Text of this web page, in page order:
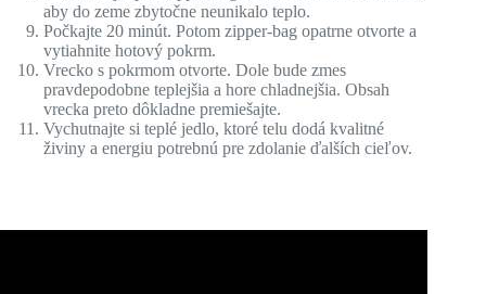
aby do zeme zbytočne neunikalo teplo.
Počkajte 20 minút. Potom zipper-bag opatrne otvorte a
vytiahnite hotový pokrm.
Vrecko s pokrmom otvorte. Dole bude zmes
pravdepodobne teplejšia a hore chladnejšia. Obsah
vrecka preto dôkladne premiešajte.
Vychutnajte si teplé jedlo, ktoré telu dodá kvalitné
živiny a energiu potrebnú pre zdolanie ďalších cieľov.